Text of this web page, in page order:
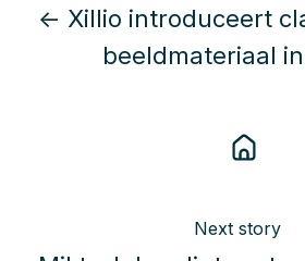
← Xillio introduceert
beeldmateriaal
Next story